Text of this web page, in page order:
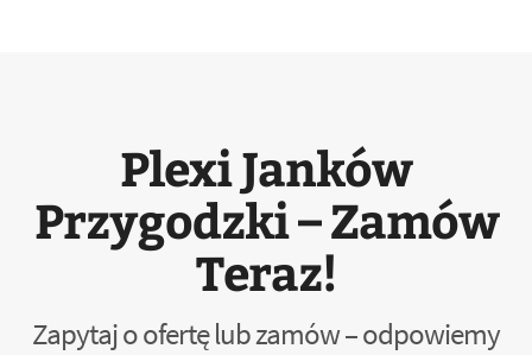
Plexi Janków
Przygodzki – Zamów
Teraz!
Zapytaj o ofertę lub zamów – odpowiemy